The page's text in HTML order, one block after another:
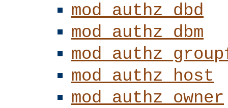
mod_authz_dbd
mod_authz_dbm
mod_authz_host
mod_authz_owner